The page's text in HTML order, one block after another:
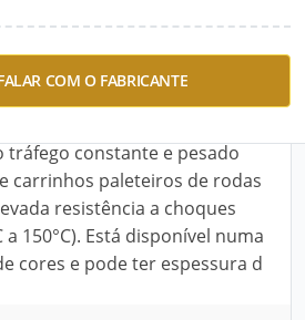
COM O FABRICANTE
para mistura e aplicação.
uma superfície lisa e
tráfego constante e pesado
carrinhos paleteiros de rodas
resistência a choques
150°C). Está disponível numa
cores e pode ter espessura d